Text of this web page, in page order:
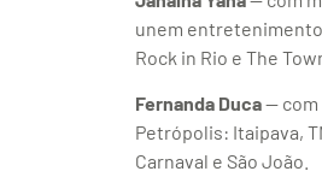
unem
Rock in Rio e The
Fernanda Duca— com
Petrópolis: Itaipava,
Carnaval e São João.